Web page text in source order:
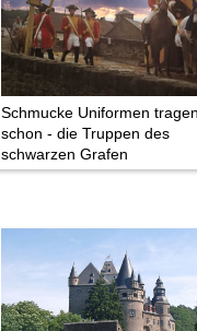
Schmucke Uniformen
schon - die Truppen des
schwarzen Grafen